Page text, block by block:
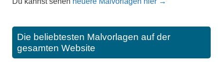
Die beliebtesten Malvorlagen auf der
gesamten Website